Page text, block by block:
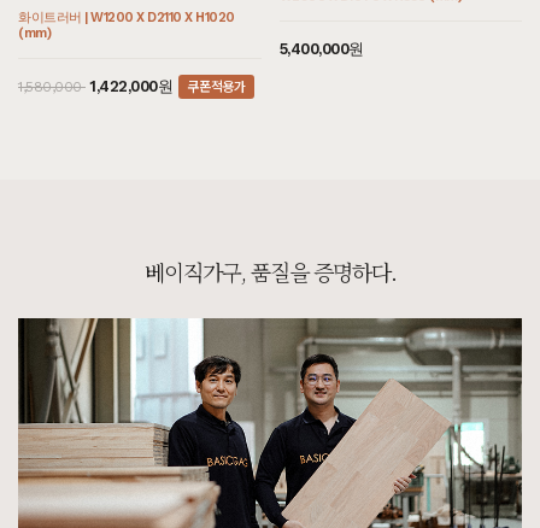
[[전시품할인] [스탠다드] 브라운 A형 아일랜드식탁/테이블]
[[한정특가] [리겐브라운] 의자]
7월 24일 경기 파주 정**고객님 설치후기입니다
포토리뷰 작성 시 참여 고객 전원 100% 스타벅스 아메리카노 1~5잔 기프티콘 증정!
[]
[BEST PHOTO REVIEW] 베스트 포토 후기
[[블랙러버] M형 거실장]
8월 5일 경기 평택 구**고객님 설치후기입니다
화이트러버 | W1200 X D2110 X H1020
(mm)
1,580,000 1,422,000원 쿠폰적용가
5,400,000원
베이직가구, 품질을 증명하다.